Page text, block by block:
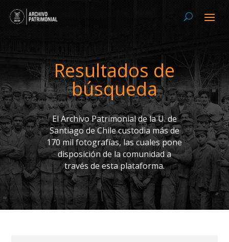
Resultados de
búsqueda
El Archivo Patrimonial de la U. de
Santiago de Chile custodia más de
170 mil fotografías, las cuales pone
disposición de la comunidad a
través de esta plataforma.